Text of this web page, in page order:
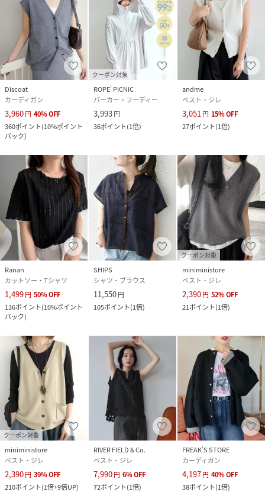
Discoat
カーディガン
3,960円 40%OFF
360ポイント(10%ポイント
バック)
クーポン対象
ROPE' PICNIC
パーカー・フーディー
3,993円
36ポイント(1倍)
andme
ベスト・ジレ
3,051円 15%OFF
27ポイント(1倍)
Ranan
カットソー・Tシャツ
1,499円 50%OFF
136ポイント(10%ポイント
バック)
SHIPS
シャツ・ブラウス
11,550円
105ポイント(1倍)
クーポン対象
miniministore
ベスト・ジレ
2,390円 52%OFF
21ポイント(1倍)
クーポン対象
miniministore
ベスト・ジレ
2,390円 39%OFF
210ポイント(1倍+9倍UP)
RIVER FIELD & Co.
ベスト・ジレ
7,990円 6%OFF
72ポイント(1倍)
FREAK’S STORE
カーディガン
4,197円 40%OFF
38ポイント(1倍)